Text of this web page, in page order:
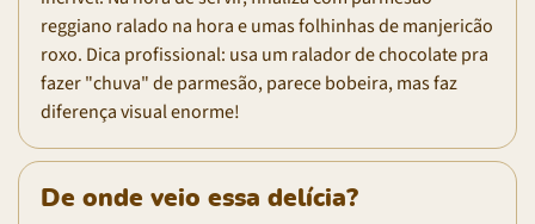
reggiano ralado na hora e umas folhinhas de manjericão
roxo. Dica profissional: usa um ralador de chocolate pra
fazer "chuva" de parmesão, parece bobeira, mas faz
diferença visual enorme!
De onde veio essa delícia?